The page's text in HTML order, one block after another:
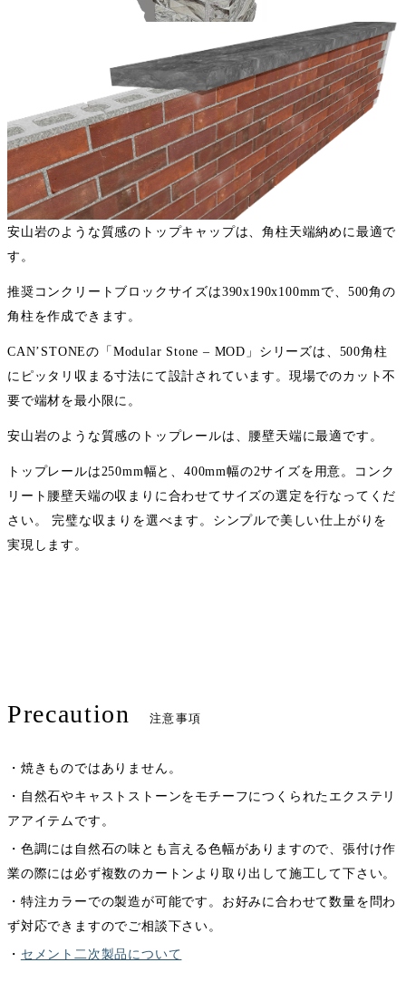
安山岩のような質感のトップキャップは、角柱天端納めに最適で
す。
推奨コンクリートブロックサイズは390x190x100mmで、500角の
角柱を作成できます。
CAN’STONEの「Modular Stone – MOD」シリーズは、500角柱
にピッタリ収まる寸法にて設計されています。現場でのカット不
要で端材を最小限に。
安山岩のような質感のトップレールは、腰壁天端に最適です。
トップレールは250mm幅と、400mm幅の2サイズを用意。コンク
リート腰壁天端の収まりに合わせてサイズの選定を行なってくだ
さい。 完璧な収まりを選べます。シンプルで美しい仕上がりを
実現します。
Precaution 注意事項
・焼きものではありません。
・自然石やキャストストーンをモチーフにつくられたエクステリ
アアイテムです。
・色調には自然石の味とも言える色幅がありますので、張付け作
業の際には必ず複数のカートンより取り出して施工して下さい。
・特注カラーでの製造が可能です。お好みに合わせて数量を問わ
ず対応できますのでご相談下さい。
・ セメント二次製品について